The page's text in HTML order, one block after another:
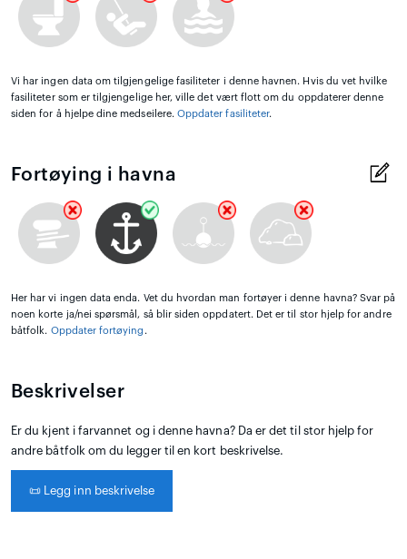
Vi har ingen data om tilgjengelige fasiliteter i denne havnen. Hvis du vet hvilke
fasiliteter som er tilgjengelige her, ville det vært flott om du oppdaterer denne
siden for å hjelpe dine medseilere. Oppdater fasiliteter.
Fortøying i havna
Her har vi ingen data enda. Vet du hvordan man fortøyer i denne havna? Svar på
noen korte ja/nei spørsmål, så blir siden oppdatert. Det er til stor hjelp for andre
båtfolk. Oppdater fortøying .
Beskrivelser
Er du kjent i farvannet og i denne havna? Da er det til stor hjelp for
andre båtfolk om du legger til en kort beskrivelse.
📜 Legg inn beskrivelse